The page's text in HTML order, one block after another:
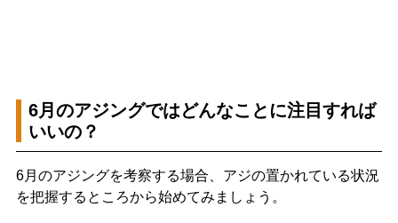
6月のアジングではどんなことに注目すれば
いいの？
6月のアジングを考察する場合、アジの置かれている状況
を把握するところから始めてみましょう。